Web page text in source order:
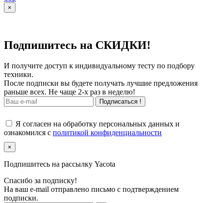
×
Подпишитесь на СКИДКИ!
И получите доступ к индивидуальному тесту по подбору
техники.
После подписки вы будете получать лучшие предложения
раньше всех. Не чаще 2-х раз в неделю!
Подписаться !
Я согласен на обработку персональных данных и
ознакомился с политикой конфиденциальности
×
Подпишитесь на рассылку Yacota
Спасибо за подписку!
На ваш e-mail отправлено письмо с подтверждением
подписки.